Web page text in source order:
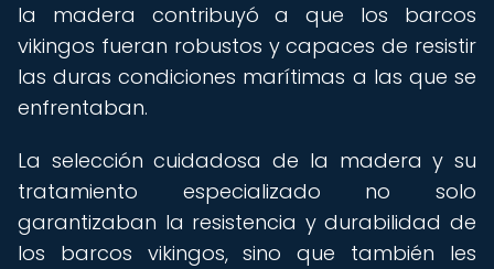
la madera contribuyó a que los barcos
vikingos fueran robustos y capaces de resistir
las duras condiciones marítimas a las que se
enfrentaban.
La selección cuidadosa de la madera y su
tratamiento especializado no solo
garantizaban la resistencia y durabilidad de
los barcos vikingos, sino que también les